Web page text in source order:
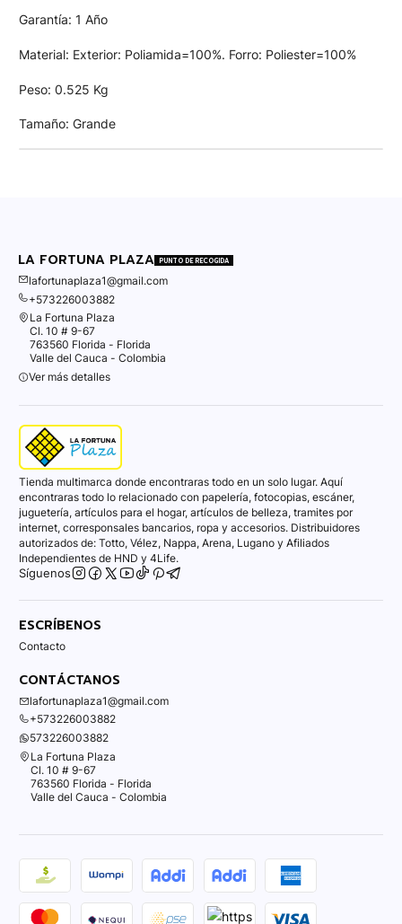
Garantía: 1 Año
Material: Exterior: Poliamida=100%. Forro: Poliester=100%
Peso: 0.525 Kg
Tamaño: Grande
LA FORTUNA PLAZA PUNTO DE RECOGIDA
lafortunaplaza1@gmail.com
+573226003882
La Fortuna Plaza
Cl. 10 # 9-67
763560 Florida - Florida
Valle del Cauca - Colombia
Ver más detalles
Tienda multimarca donde encontraras todo en un solo lugar. Aquí
encontraras todo lo relacionado con papelería, fotocopias, escáner,
juguetería, artículos para el hogar, artículos de belleza, tramites por
internet, corresponsales bancarios, ropa y accesorios. Distribuidores
autorizados de: Totto, Vélez, Nappa, Arena, Lugano y Afiliados
Independientes de HND y 4Life.
Síguenos
ESCRÍBENOS
Contacto
CONTÁCTANOS
lafortunaplaza1@gmail.com
+573226003882
573226003882
La Fortuna Plaza
Cl. 10 # 9-67
763560 Florida - Florida
Valle del Cauca - Colombia